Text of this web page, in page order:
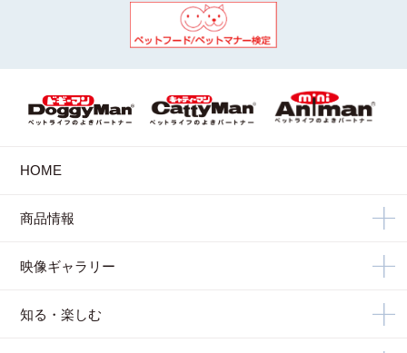
HOME
商品情報
映像ギャラリー
知る・楽しむ